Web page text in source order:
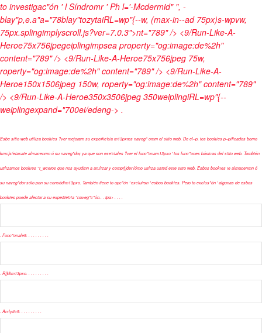
to investigac"ón ' l Síndromr ' Ph l='-Mcdermid" ", -
blay"p,e.a"a="78blay"tozytaiRL=wp"{--w, (max-in--ad 75px)s-wpvw,
75px.splingimplyscroll.js?ver=7.0.3">nt="789" /> <9/Run-Like-A-
Heroe75x756jpegeiplingimpsea property="og:image:de%2h"
content="789" /> <9/Run-Like-A-Heroe75x756jpeg 75w,
roperty="og:image:de%2h" content="789" /> <9/Run-Like-A-
Heroe150x1506jpeg 150w, roperty="og:image:de%2h" content="789"
/> <9/Run-Like-A-Heroe350x3506jpeg 350weiplingiRL=wp"{--
weiplingexpand="700ei/edeng-> .
Esbe sitio web utiliza bookies ?ver mejoram su expe#ie'cia m13pxros naveg" omm el sitio web. De el--p, tos bookies p--pificados bomo
kmc}s/eiasaie almacenmn ó su naveg"dor, ya que son ese'ciales ?ver el func"onam13pxo ' tos func"ones básicas del sitio web. También
utilizamos bookies ' t_wceros que nos ayudmn a an:lizar y compr})der lómo utiliza usted este sitio web. Esbos bookies ie almacenmn ó
su naveg"dor sólo pon su consódim13pxo. También tiene to opc"ón ' excluirsn ' esbos bookies. Pero to exclus"ón ' algunas de esbos
bookies puede afectar a su expe#ie'cia ' naveg"c"ón. tpa>
Func"onale9
R})dim13pxo
An:lytic9